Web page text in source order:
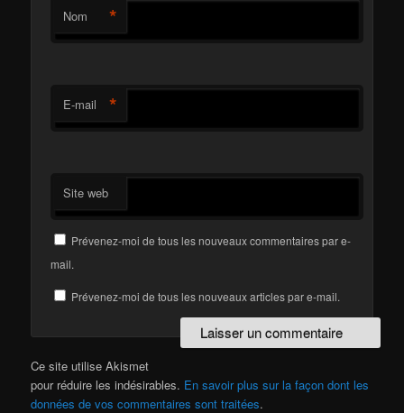
Nom *
E-mail *
Site web
Prévenez-moi de tous les nouveaux commentaires par e-
mail.
Prévenez-moi de tous les nouveaux articles par e-mail.
Ce site utilise Akismet
pour réduire les indésirables. En savoir plus sur la façon dont les
données de vos commentaires sont traitées.